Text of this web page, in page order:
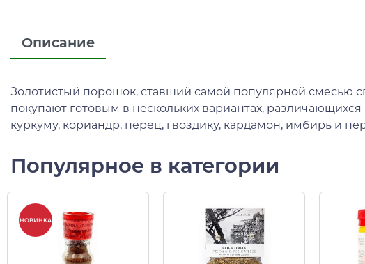
Описание
Золотистый порошок, ставший самой популярной смесью
покупают готовым в нескольких вариантах,
куркуму, кориандр, перец, гвоздику, кардамон, имбирь и
Популярное в категории
НОВИНКА